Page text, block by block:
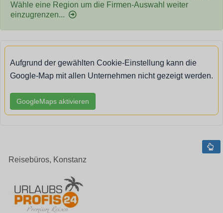
Wähle eine Region um die Firmen-Auswahl weiter
einzugrenzen...
Aufgrund der gewählten Cookie-Einstellung kann die
Google-Map mit allen Unternehmen nicht gezeigt werden.
GoogleMaps aktivieren
Reisebüros, Konstanz